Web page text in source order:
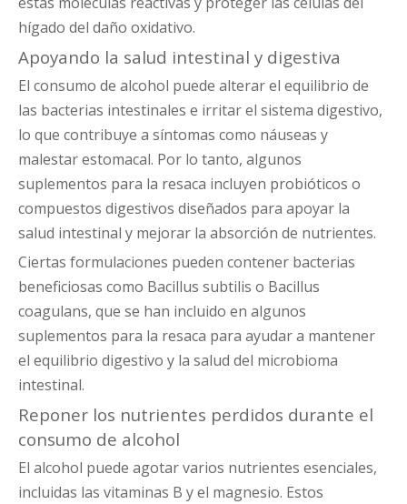
hígado del daño oxidativo.
Apoyando la salud intestinal y digestiva
El consumo de alcohol puede alterar el equilibrio de
las bacterias intestinales e irritar el sistema digestivo,
lo que contribuye a síntomas como náuseas y
malestar estomacal. Por lo tanto, algunos
suplementos para la resaca incluyen probióticos o
compuestos digestivos diseñados para apoyar la
salud intestinal y mejorar la absorción de nutrientes.
Ciertas formulaciones pueden contener bacterias
beneficiosas como Bacillus subtilis o Bacillus
coagulans, que se han incluido en algunos
suplementos para la resaca para ayudar a mantener
el equilibrio digestivo y la salud del microbioma
intestinal.
Reponer los nutrientes perdidos durante el
consumo de alcohol
El alcohol puede agotar varios nutrientes esenciales,
incluidas las vitaminas B y el magnesio. Estos